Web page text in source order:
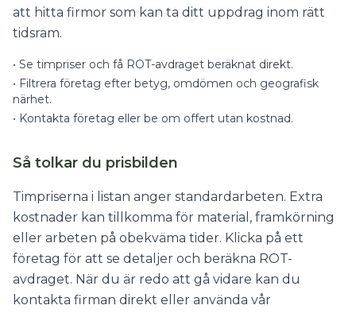
att hitta firmor som kan ta ditt uppdrag inom rätt
tidsram.
• Se timpriser och få ROT-avdraget beräknat direkt.
• Filtrera företag efter betyg, omdömen och geografisk
närhet.
• Kontakta företag eller be om offert utan kostnad.
Så tolkar du prisbilden
Timpriserna i listan anger standardarbeten. Extra
kostnader kan tillkomma för material, framkörning
eller arbeten på obekväma tider. Klicka på ett
företag för att se detaljer och beräkna ROT-
avdraget. När du är redo att gå vidare kan du
kontakta firman direkt eller använda vår